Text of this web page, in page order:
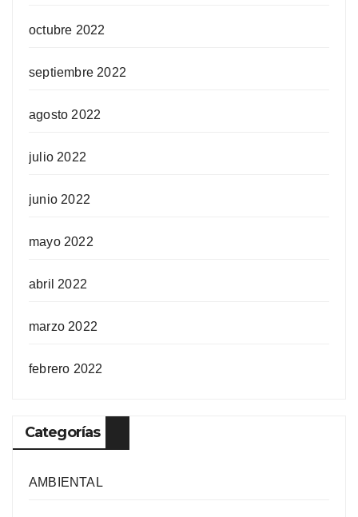
octubre 2022
septiembre 2022
agosto 2022
julio 2022
junio 2022
mayo 2022
abril 2022
marzo 2022
febrero 2022
Categorías
AMBIENTAL